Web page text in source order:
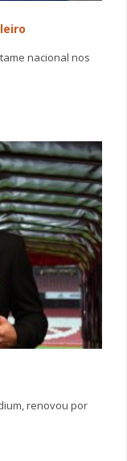
nacional nos
renovou por